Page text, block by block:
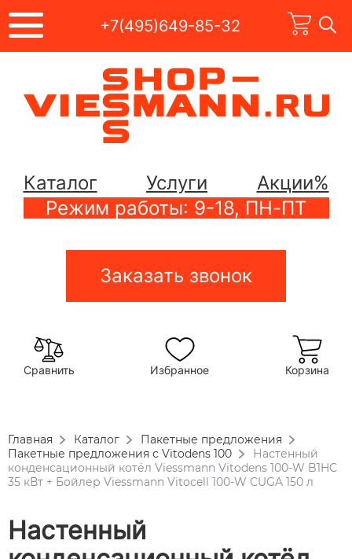
+7(495)649-85-32
Каталог Услуги
Акции%
Режим работы: 9-18, ПН-ПТ
Заказать звонок
Сравнить Избранное Корзина
Главная Каталог
Пакетные предложения
Пакетные предложения с Vitodens 100
Настенный
конденсационный котёл Viessmann Vitodens 100-W B1HC
35 кВт + Бойлер Viessmann Vitocell 100-W CUGA 150 л
Настенный